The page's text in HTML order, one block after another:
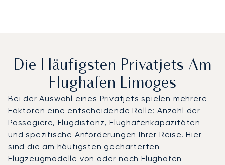
Die Häufigsten Privatjets Am
Flughafen Limoges
Bei der Auswahl eines Privatjets spielen mehrere
Faktoren eine entscheidende Rolle: Anzahl der
Passagiere, Flugdistanz, Flughafenkapazitäten
und spezifische Anforderungen Ihrer Reise. Hier
sind die am häufigsten gecharterten
Flugzeugmodelle von oder nach Flughafen